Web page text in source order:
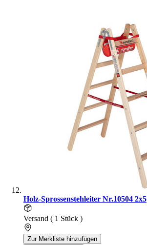
Holz-Sprossenstehleiter Nr.10504 2x5
Versand ( 1 Stück )
Zur Merkliste hinzufügen